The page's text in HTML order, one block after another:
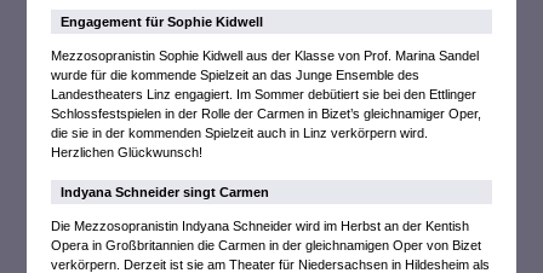
Engagement für Sophie Kidwell
Mezzosopranistin Sophie Kidwell aus der Klasse von Prof. Marina Sandel
wurde für die kommende Spielzeit an das Junge Ensemble des
Landestheaters Linz engagiert. Im Sommer debütiert sie bei den Ettlinger
Schlossfestspielen in der Rolle der Carmen in Bizet’s gleichnamiger Oper,
die sie in der kommenden Spielzeit auch in Linz verkörpern wird.
Herzlichen Glückwunsch!
Indyana Schneider singt Carmen
Die Mezzosopranistin Indyana Schneider wird im Herbst an der Kentish
Opera in Großbritannien die Carmen in der gleichnamigen Oper von Bizet
verkörpern. Derzeit ist sie am Theater für Niedersachsen in Hildesheim als